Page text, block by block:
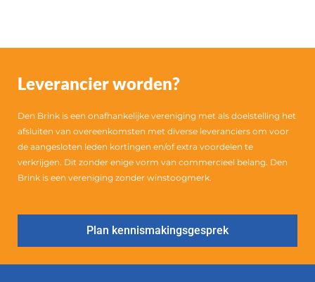
Leverancier worden?
Den Brink is een onafhankelijke vereniging met als doelstelling het
afsluiten van overeenkomsten met diverse leveranciers om voor
de aangesloten leden kortingen en/of extra voordelen te
verkrijgen. Dit zonder enige vorm van commercieel belang. Den
Brink is een vereniging zonder winstoogmerk.
Plan kennismakingsgesprek